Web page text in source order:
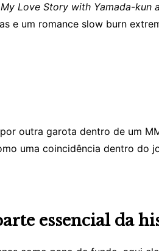
My Love Story with Yamada-kun
e um romance slow burn
outra garota dentro de um
uma coincidência dentro do
essencial da